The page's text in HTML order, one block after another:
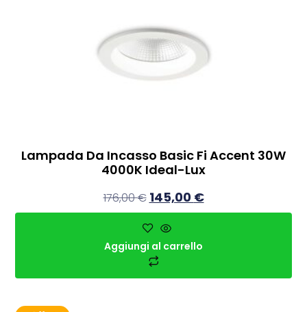
Lampada Da Incasso Basic Fi Accent 30W
4000K Ideal-Lux
176,00€ 145,00 €
Aggiungi al carrello